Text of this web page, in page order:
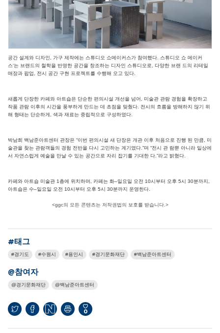
공간 설계와 디자인, 가구 제작에는 스튜디오 쇼메이커스가 참여했다. 스튜디오 쇼 메이커
스‘는 브랜드의 철학을 반영한 공간을 창조하는 디자인 스튜디오로, 다양한 브랜 드의 리테일
매장과 팝업, 전시 공간 구현 프로젝트를 수행해 오고 있다.
새롭게 단장한 카페와 아트숍은 단순한 편의시설 개선을 넘어, 미술관 관람 경험을 확장하고
작품 관람 이후의 시간을 풍부하게 만드는 데 초점을 맞췄다. 전시의 흐름을 방해하지 않기 위
해 형태는 단순하게, 색과 재료는 중립적으로 구성하였다.
박남희 백남준아트센터 관장은 “이번 편의시설 새 단장은 개관 이후 처음으로 진행 된 만큼, 미
술관을 찾는 관람객들의 경험 전반을 다시 고민하는 계기였다.”며 “전시 관 람뿐 아니라 일상에
서 자연스럽게 예술을 만날 수 있는 공간으로 자리 잡기를 기대한 다.”라고 밝혔다.
카페와 아트숍 미술관 1층에 위치하며, 카페는 화–일요일 오전 10시부터 오후 5시 30분까지,
아트숍은 수–일요일 오전 10시부터 오후 5시 30분까지 운영한다.
<ggc의 모든 콘텐츠는 저작권법의 보호를 받습니다.>
#태그
경기도 수원시 용인시 경기문화재단 백남준아트센터
@참여자
경기문화재단 백남준아트센터
0